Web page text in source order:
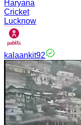
Haryana
Cricket
Lucknow
kalaankit92